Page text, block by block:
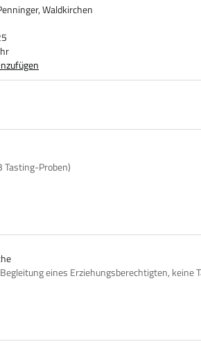
Waldkirchen
Tasting-Proben)
eines Erziehungsberechtigten, keine